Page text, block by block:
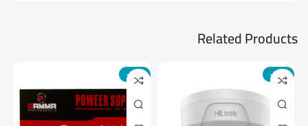
Related Products
-24%
-14%